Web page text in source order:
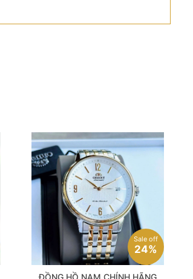
Sale off
24%
ĐỒNG HỒ NAM CHÍNH HÃNG